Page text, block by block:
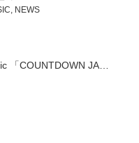
, NEWS
「COUNTDOWN JA…